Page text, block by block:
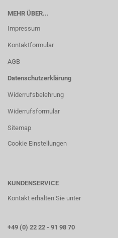
MEHR ÜBER...
Impressum
Kontaktformular
AGB
Datenschutzerklärung
Widerrufsbelehrung
Widerrufsformular
Sitemap
Cookie Einstellungen
KUNDENSERVICE
Kontakt erhalten Sie unter
+49 (0) 22 22 - 91 98 70